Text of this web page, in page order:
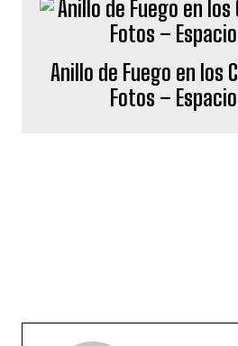
Anillo de Fuego en los
Fotos –